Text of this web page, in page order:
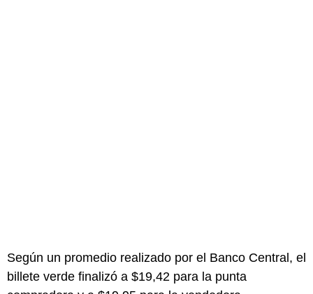
Según un promedio realizado por el Banco Central, el
billete verde finalizó a $19,42 para la punta